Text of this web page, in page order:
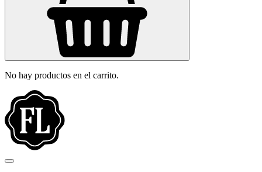
No hay productos en el carrito.